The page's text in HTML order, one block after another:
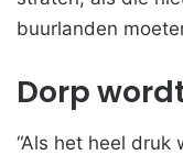
buurlanden
Dorp
“Als het heel druk